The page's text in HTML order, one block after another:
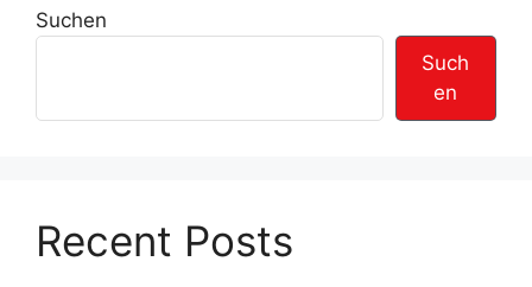
n
r
Suchen
Such
en
Recent Posts